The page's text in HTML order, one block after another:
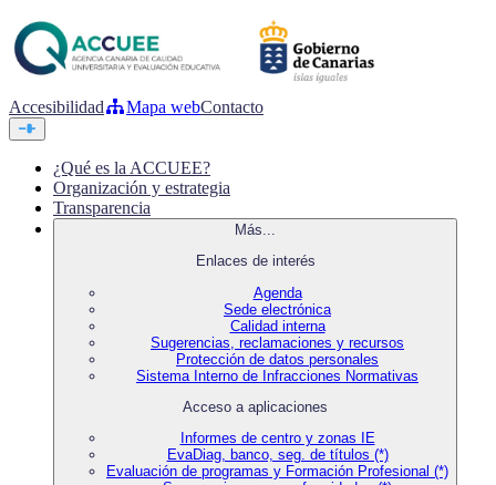
Accesibilidad Mapa webContacto
¿Qué es la ACCUEE?
Organización y estrategia
Transparencia
Más...
Enlaces de interés
Agenda
Sede electrónica
Calidad interna
Sugerencias, reclamaciones y recursos
Protección de datos personales
Sistema Interno de Infracciones Normativas
Acceso a aplicaciones
Informes de centro y zonas IE
EvaDiag, banco, seg. de títulos (*)
Evaluación de programas y Formación Profesional (*)